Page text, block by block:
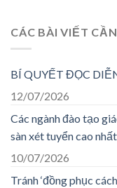
CÁC BÀI VIẾT
BÍ QUYẾT ĐỌC
12/07/2026
Các ngành đào tạo
sàn xét tuyển cao nhất
10/07/2026
Tránh ‘đồng phục